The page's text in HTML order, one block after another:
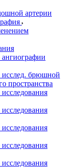
артерии
исслед. брюшной
пространства